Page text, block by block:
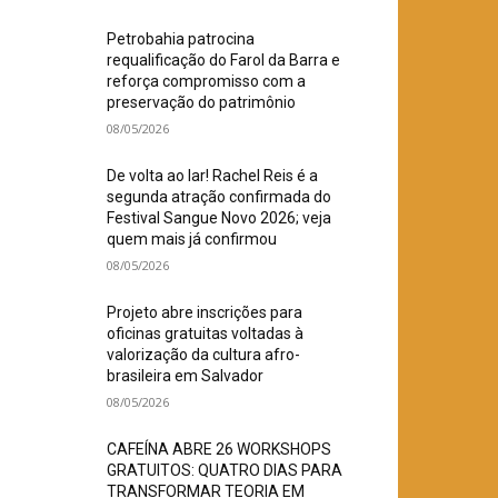
Petrobahia patrocina
requalificação do Farol da Barra e
reforça compromisso com a
preservação do patrimônio
08/05/2026
De volta ao lar! Rachel Reis é a
segunda atração confirmada do
Festival Sangue Novo 2026; veja
quem mais já confirmou
08/05/2026
Projeto abre inscrições para
oficinas gratuitas voltadas à
valorização da cultura afro-
brasileira em Salvador
08/05/2026
CAFEÍNA ABRE 26 WORKSHOPS
GRATUITOS: QUATRO DIAS PARA
TRANSFORMAR TEORIA EM